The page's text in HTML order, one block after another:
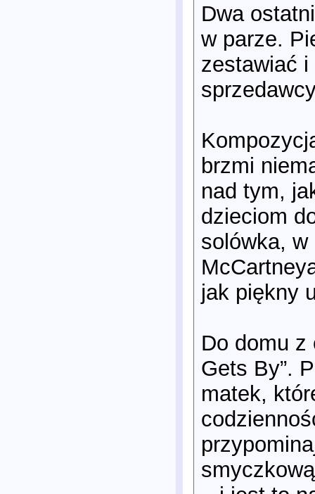
Dwa
w parze.
zestawiać i
brzmi
nad tym,
dzieciom
solówka,
jak piękny
Do domu z
Gets By”.
matek,